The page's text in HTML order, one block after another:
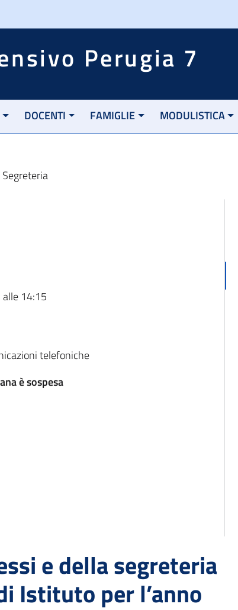
Perugia 7
DOCENTI FAMIGLIE MODULISTICA
Segreteria
14:15
telefoniche
è sospesa
e della segreteria
Istituto per l’anno